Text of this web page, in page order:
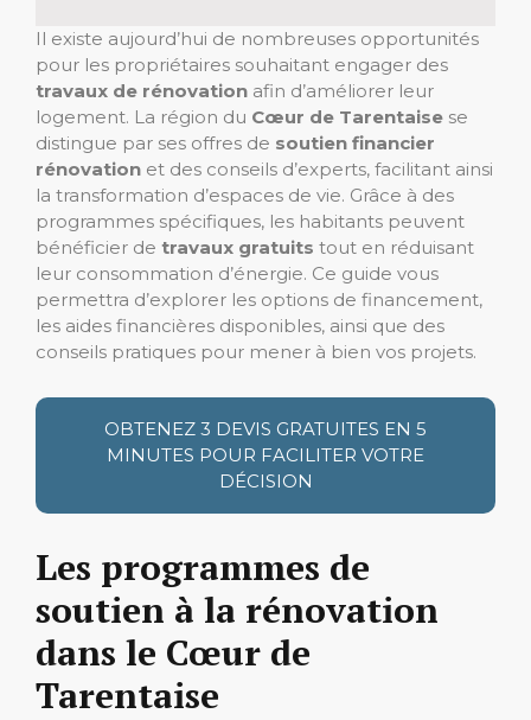
Il existe aujourd’hui de nombreuses opportunités
pour les propriétaires souhaitant engager des
travaux de rénovation afin d’améliorer leur
logement. La région du Cœur de Tarentaise se
distingue par ses offres de soutien financier
rénovation et des conseils d’experts, facilitant ainsi
la transformation d’espaces de vie. Grâce à des
programmes spécifiques, les habitants peuvent
bénéficier de travaux gratuits tout en réduisant
leur consommation d’énergie. Ce guide vous
permettra d’explorer les options de financement,
les aides financières disponibles, ainsi que des
conseils pratiques pour mener à bien vos projets.
OBTENEZ 3 DEVIS GRATUITES EN 5
MINUTES POUR FACILITER VOTRE
DÉCISION
Les programmes de
soutien à la rénovation
dans le Cœur de
Tarentaise